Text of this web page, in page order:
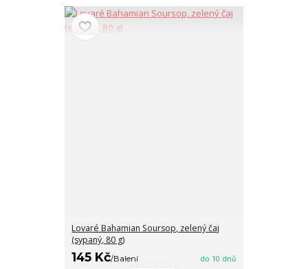
Lovaré Bahamian Soursop, zelený čaj
(sypaný, 80 g)
145 Kč/Balení do 10 dnů